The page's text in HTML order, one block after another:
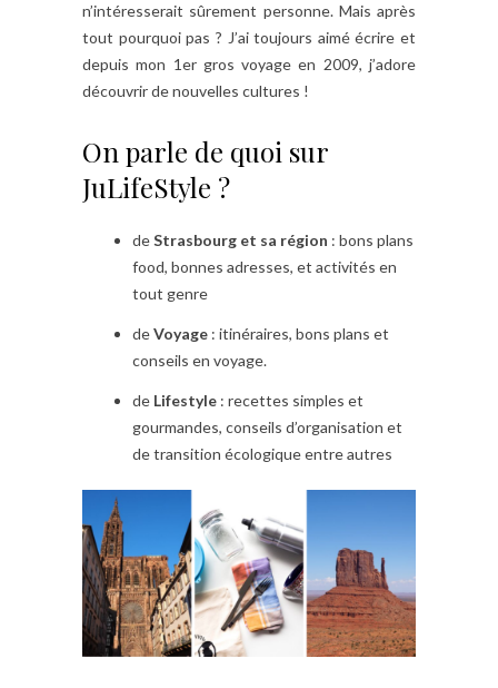
n’intéresserait sûrement personne. Mais après
tout pourquoi pas ? J’ai toujours aimé écrire et
depuis mon 1er gros voyage en 2009, j’adore
découvrir de nouvelles cultures !
On parle de quoi sur
JuLifeStyle ?
deStrasbourg et sa région : bons plans
food, bonnes adresses, et activités en
tout genre
deVoyage : itinéraires, bons plans et
conseils en voyage.
de Lifestyle : recettes simples et
gourmandes, conseils d’organisation et
de transition écologique entre autres